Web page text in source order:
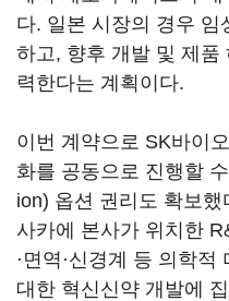
다. 일본 시장의 경우 임
하고, 향후 개발 및 제품
력한다는 계획이다.
이번 계약으로 SK바이
화를 공동으로 진행할
ion) 옵션 권리도 확보
사카에 본사가 위치한
·면역·신경계 등 의학적
대한 혁신신약 개발에